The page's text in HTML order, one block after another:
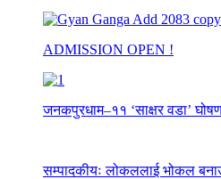
ADMISSION OPEN !
जनकपुरधाम–११ ‘साक्षर वडा’
सम्पादकीयः लोकललाई भोकल